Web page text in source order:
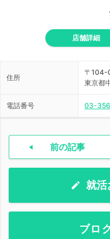
店舗詳細
住所
〒104-
東京都
電話番号 03-
前の記事
就活
ブロ